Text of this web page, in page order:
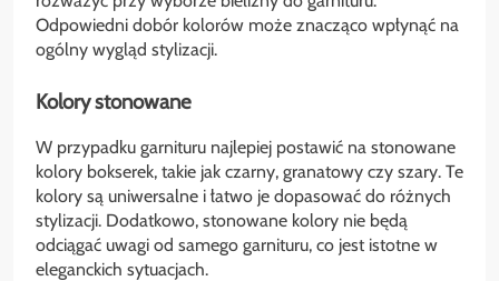
Odpowiedni dobór kolorów może znacząco wpłynąć na
ogólny wygląd stylizacji.
Kolory stonowane
W przypadku garnituru najlepiej postawić na stonowane
kolory bokserek, takie jak czarny, granatowy czy szary. Te
kolory są uniwersalne i łatwo je dopasować do różnych
stylizacji. Dodatkowo, stonowane kolory nie będą
odciągać uwagi od samego garnituru, co jest istotne w
eleganckich sytuacjach.